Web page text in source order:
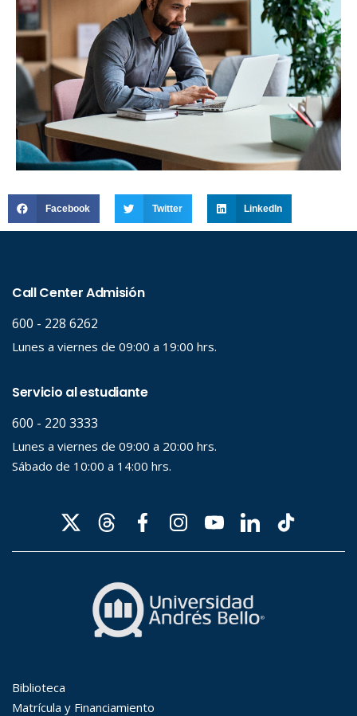
Facebook Twitter LinkedIn